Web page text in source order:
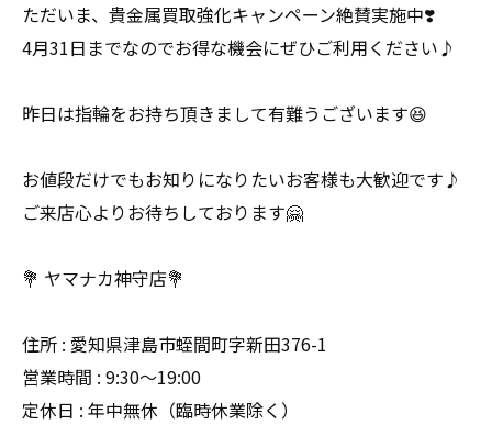
ただいま、貴金属買取強化キャンペーン絶賛実施中❣️
4月31日までなのでお得な機会にぜひご利用ください♪
昨日は指輪をお持ち頂きまして有難うございます😆
お値段だけでもお知りになりたいお客様も大歓迎です♪
ご来店心よりお待ちしております🤗
💐 ヤマナカ神守店💐
住所 : 愛知県津島市蛭間町字新田376-1
営業時間 : 9:30〜19:00
定休日 : 年中無休（臨時休業除く）